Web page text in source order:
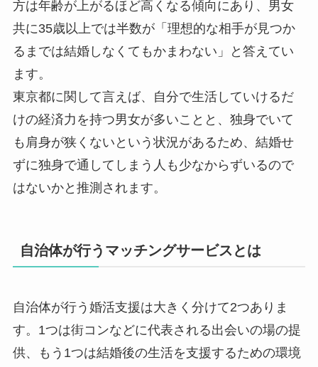
方は年齢が上がるほど高くなる傾向にあり、男女
共に35歳以上では半数が「理想的な相手が見つか
るまでは結婚しなくてもかまわない」と答えてい
ます。
東京都に関して言えば、自分で生活していけるだ
けの経済力を持つ男女が多いことと、独身でいて
も肩身が狭くないという状況があるため、結婚せ
ずに独身で通してしまう人も少なからずいるので
はないかと推測されます。
自治体が行うマッチングサービスとは
自治体が行う婚活支援は大きく分けて2つありま
す。1つは街コンなどに代表される出会いの場の提
供、もう1つは結婚後の生活を支援するための環境